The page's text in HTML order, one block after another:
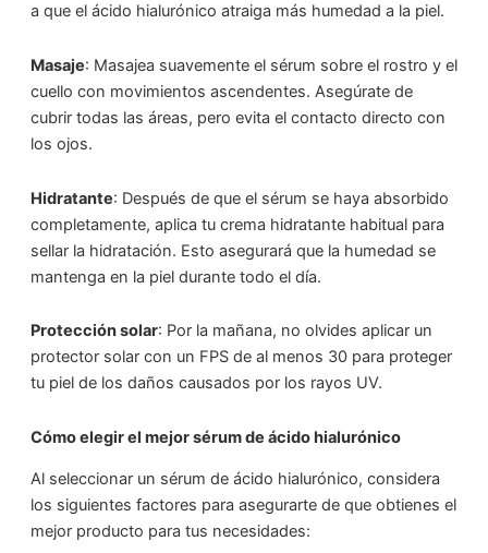
a que el ácido hialurónico atraiga más humedad a la piel.
Masaje: Masajea suavemente el sérum sobre el rostro y el
cuello con movimientos ascendentes. Asegúrate de
cubrir todas las áreas, pero evita el contacto directo con
los ojos.
Hidratante: Después de que el sérum se haya absorbido
completamente, aplica tu crema hidratante habitual para
sellar la hidratación. Esto asegurará que la humedad se
mantenga en la piel durante todo el día.
Protección solar: Por la mañana, no olvides aplicar un
protector solar con un FPS de al menos 30 para proteger
tu piel de los daños causados por los rayos UV.
Cómo elegir el mejor sérum de ácido hialurónico
Al seleccionar un sérum de ácido hialurónico, considera
los siguientes factores para asegurarte de que obtienes el
mejor producto para tus necesidades: